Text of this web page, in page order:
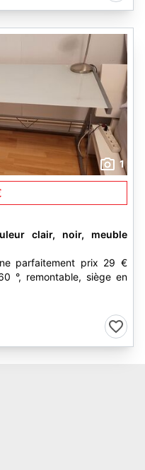
1
clair, noir, meuble
parfaitement prix 29 €
°, remontable, siège en